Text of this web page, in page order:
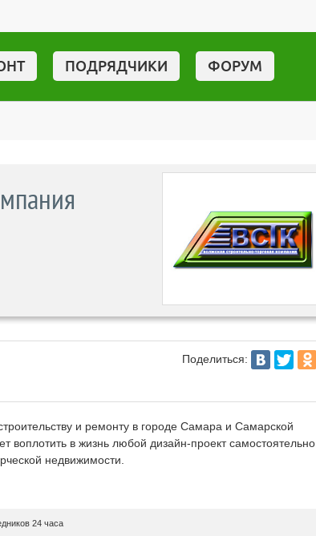
ПОДРЯДЧИКИ ФОРУМ
Поделиться:
и ремонту в городе Самара и Самарской
в жизнь любой дизайн-проект самостоятельно.
недвижимости.
24 часа